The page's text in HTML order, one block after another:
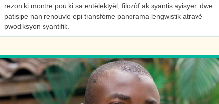
rezon ki montre pou ki sa entèlektyèl, filozòf ak syantis ayisyen dwe
patisipe nan renouvle epi transfòme panorama lengwistik atravè
pwodiksyon syantifik.